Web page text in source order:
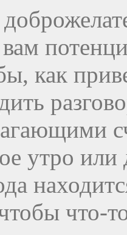
как
утро или
что-